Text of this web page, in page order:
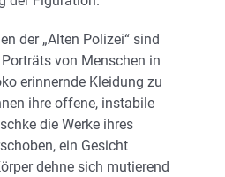
der „Alten Polizei“ sind
von Menschen in
erinnernde Kleidung zu
ihre offene, instabile
die Werke ihres
ein Gesicht
dehne sich mutierend